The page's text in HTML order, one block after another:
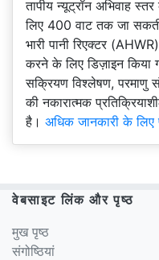
तापीय न्यूट्रॉन अभिवाह
लिए 400 वाट तक जा
भारी पानी रिएक्टर
करने के लिए डिज़ाइन किया
सक्रियण विश्लेषण, परमाणु
की नकारात्मक
है। अधिक जानकारी के लिए
वेबसाइट लिंक और पृष्ठ
मुख पृष्ठ
संगोष्ठियां